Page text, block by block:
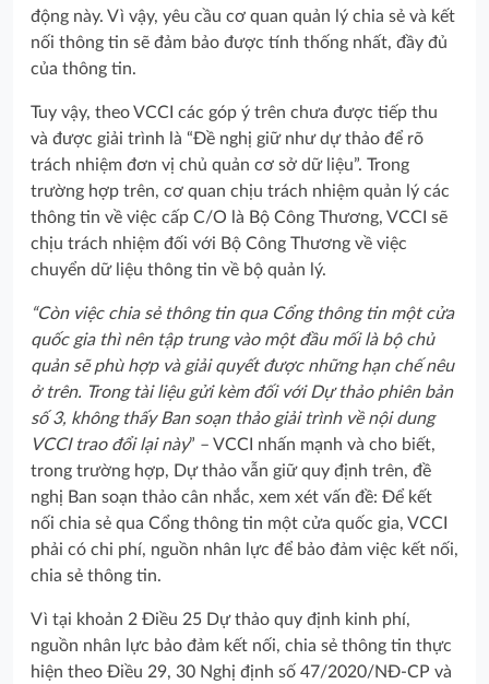
động này. Vì vậy, yêu cầu cơ quan quản lý chia sẻ và kết
nối thông tin sẽ đảm bảo được tính thống nhất, đầy đủ
của thông tin.
Tuy vậy, theo VCCI các góp ý trên chưa được tiếp thu
và được giải trình là “Đề nghị giữ như dự thảo để rõ
trách nhiệm đơn vị chủ quản cơ sở dữ liệu”. Trong
trường hợp trên, cơ quan chịu trách nhiệm quản lý các
thông tin về việc cấp C/O là Bộ Công Thương, VCCI sẽ
chịu trách nhiệm đối với Bộ Công Thương về việc
chuyển dữ liệu thông tin về bộ quản lý.
“Còn việc chia sẻ thông tin qua Cổng thông tin một cửa
quốc gia thì nên tập trung vào một đầu mối là bộ chủ
quản sẽ phù hợp và giải quyết được những hạn chế nêu
ở trên. Trong tài liệu gửi kèm đối với Dự thảo phiên bản
số 3, không thấy Ban soạn thảo giải trình về nội dung
VCCI trao đổi lại này” – VCCI nhấn mạnh và cho biết,
trong trường hợp, Dự thảo vẫn giữ quy định trên, đề
nghị Ban soạn thảo cân nhắc, xem xét vấn đề: Để kết
nối chia sẻ qua Cổng thông tin một cửa quốc gia, VCCI
phải có chi phí, nguồn nhân lực để bảo đảm việc kết nối,
chia sẻ thông tin.
Vì tại khoản 2 Điều 25 Dự thảo quy định kinh phí,
nguồn nhân lực bảo đảm kết nối, chia sẻ thông tin thực
hiện theo Điều 29, 30 Nghị định số 47/2020/NĐ-CP và